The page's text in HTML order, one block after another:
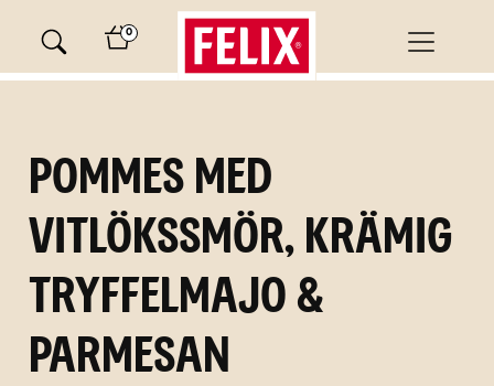
content
0
Pommes med
vitlökssmör, krämig
tryffelmajo &
parmesan